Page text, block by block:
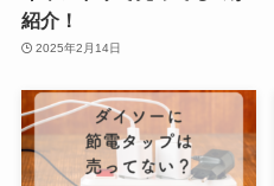
紹介！
2025年2月14日